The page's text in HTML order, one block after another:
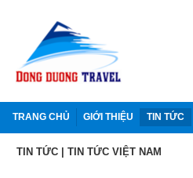
TRANG CHỦ GIỚI THIỆU TIN TỨC
TIN TỨC| TIN TỨC VIỆT NAM